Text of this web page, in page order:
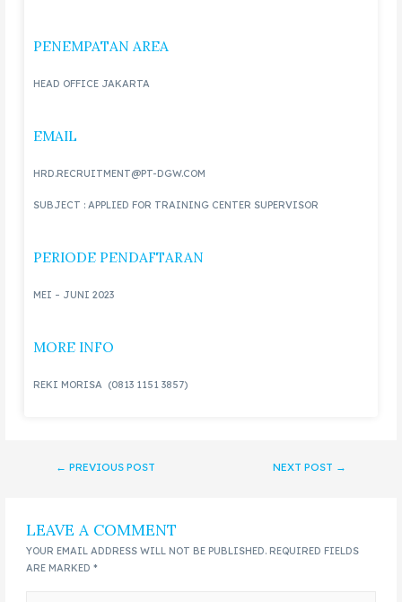
PENEMPATAN AREA
HEAD OFFICE JAKARTA
EMAIL
HRD.RECRUITMENT@PT-DGW.COM
SUBJECT : APPLIED FOR TRAINING CENTER SUPERVISOR
PERIODE PENDAFTARAN
MEI – JUNI 2023
MORE INFO
REKI MORISA (0813 1151 3857)
← PREVIOUS POST NEXT POST →
LEAVE A COMMENT
YOUR EMAIL ADDRESS WILL NOT BE PUBLISHED. REQUIRED FIELDS
ARE MARKED*